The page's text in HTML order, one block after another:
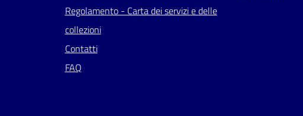
Regolamento - Carta dei servizi e delle
collezioni
Contatti
FAQ